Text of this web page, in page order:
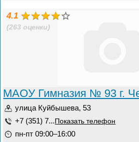
4.1
(263 оценки)
МАОУ Гимназия № 93 г.
улица Куйбышева, 53
+7 (351) 7... Показать телефон
пн-пт 09:00–16:00